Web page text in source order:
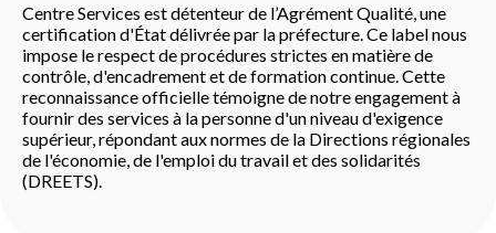
Centre Services est détenteur de l’Agrément Qualité, une
certification d'État délivrée par la préfecture. Ce label nous
impose le respect de procédures strictes en matière de
contrôle, d'encadrement et de formation continue. Cette
reconnaissance officielle témoigne de notre engagement à
fournir des services à la personne d'un niveau d'exigence
supérieur, répondant aux normes de la Directions régionales
de l'économie, de l'emploi du travail et des solidarités
(DREETS).